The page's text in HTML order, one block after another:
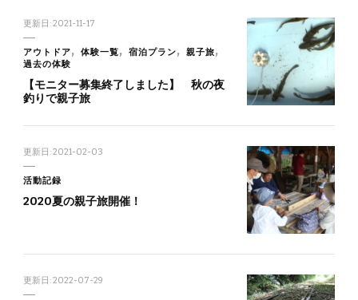
更新日:2021-11-17
アウトドア 体験一覧 宿泊プラン
親子旅
過去の体験
【モニター募集終了しました】 秋の夜
釣りで親子旅
更新日:2021-02-03
活動記録
2020夏の親子旅開催！
更新日:2022-07-29